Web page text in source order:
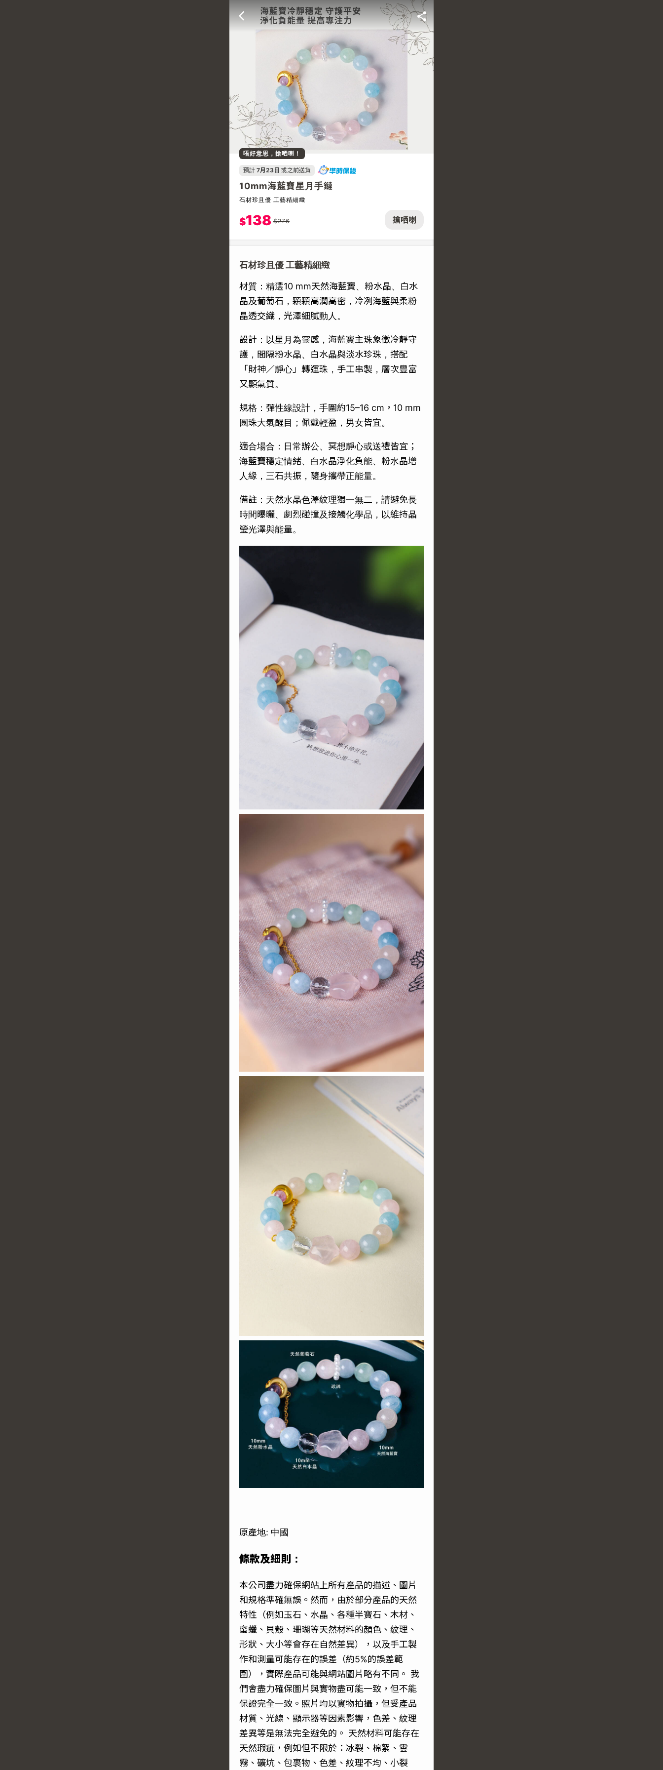
搶哂喇
唔好意思，搶哂喇！
預計 7月23日 或之前送貨
10mm海藍寶星月手鏈
石材珍且優 工藝精細緻
$138 $276
石材珍且優 工藝精細緻
材質：精選10 mm天然海藍寶、粉水晶、白水
晶及葡萄石，顆顆高潤高密，冷冽海藍與柔粉
晶透交織，光澤細膩動人。
設計：以星月為靈感，海藍寶主珠象徵冷靜守
護，間隔粉水晶、白水晶與淡水珍珠，搭配
「財神／靜心」轉運珠，手工串製，層次豐富
又顯氣質。
規格：彈性線設計，手圍約15–16 cm，10 mm
圓珠大氣醒目；佩戴輕盈，男女皆宜。
適合場合：日常辦公、冥想靜心或送禮皆宜；
海藍寶穩定情緒、白水晶淨化負能、粉水晶增
人緣，三石共振，隨身攜帶正能量。
備註：天然水晶色澤紋理獨一無二，請避免長
時間曝曬、劇烈碰撞及接觸化學品，以維持晶
瑩光澤與能量。
原產地: 中國
條款及細則：
本公司盡力確保網站上所有產品的描述、圖片
和規格準確無誤。然而，由於部分產品的天然
特性（例如玉石、水晶、各種半寶石、木材、
蜜蠟、貝殼、珊瑚等天然材料的顏色、紋理、
形狀、大小等會存在自然差異），以及手工製
作和測量可能存在的誤差（約5%的誤差範
圍），實際產品可能與網站圖片略有不同。 我
們會盡力確保圖片與實物盡可能一致，但不能
保證完全一致。照片均以實物拍攝，但受產品
材質、光線、顯示器等因素影響，色差、紋理
差異等是無法完全避免的。 天然材料可能存在
天然瑕疵，例如但不限於：冰裂、棉絮、雲
霧、礦坑、包裹物、色差、紋理不均、小裂